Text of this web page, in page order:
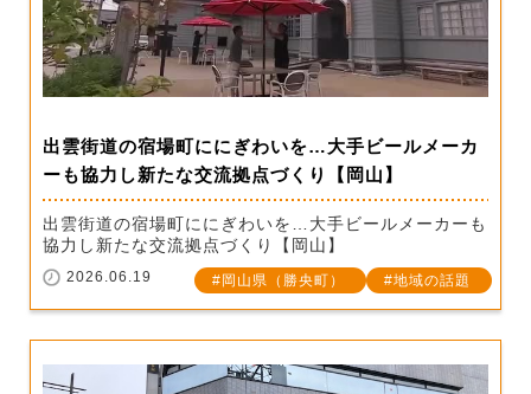
出雲街道の宿場町ににぎわいを…大手ビールメーカ
ーも協力し新たな交流拠点づくり【岡山】
出雲街道の宿場町ににぎわいを…大手ビールメーカーも
協力し新たな交流拠点づくり【岡山】
2026.06.19 岡山県（勝央町） 地域の話題